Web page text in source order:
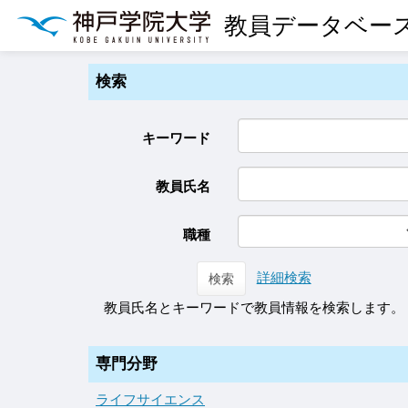
教員データベー
検索
キーワード
教員氏名
職種
検索
詳細検索
教員氏名とキーワードで教員情報を検索します。
専門分野
ライフサイエンス